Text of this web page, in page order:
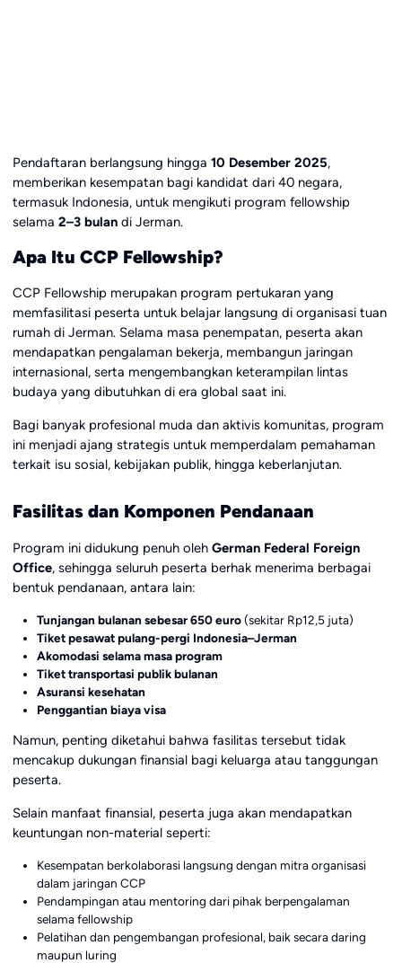
Pendaftaran berlangsung hingga 10 Desember 2025,
memberikan kesempatan bagi kandidat dari 40 negara,
termasuk Indonesia, untuk mengikuti program fellowship
selama 2–3 bulandi Jerman.
Apa Itu CCP Fellowship?
CCP Fellowship merupakan program pertukaran yang
memfasilitasi peserta untuk belajar langsung di organisasi tuan
rumah di Jerman. Selama masa penempatan, peserta akan
mendapatkan pengalaman bekerja, membangun jaringan
internasional, serta mengembangkan keterampilan lintas
budaya yang dibutuhkan di era global saat ini.
Bagi banyak profesional muda dan aktivis komunitas, program
ini menjadi ajang strategis untuk memperdalam pemahaman
terkait isu sosial, kebijakan publik, hingga keberlanjutan.
Fasilitas dan Komponen Pendanaan
Program ini didukung penuh oleh German Federal Foreign
Office, sehingga seluruh peserta berhak menerima berbagai
bentuk pendanaan, antara lain:
Tunjangan bulanan sebesar 650 euro(sekitar Rp12,5 juta)
Tiket pesawat pulang-pergi Indonesia–Jerman
Akomodasi selama masa program
Tiket transportasi publik bulanan
Asuransi kesehatan
Penggantian biaya visa
Namun, penting diketahui bahwa fasilitas tersebut tidak
mencakup dukungan finansial bagi keluarga atau tanggungan
peserta.
Selain manfaat finansial, peserta juga akan mendapatkan
keuntungan non-material seperti:
Kesempatan berkolaborasi langsung dengan mitra organisasi
dalam jaringan CCP
Pendampingan atau mentoring dari pihak berpengalaman
selama fellowship
Pelatihan dan pengembangan profesional, baik secara daring
maupun luring